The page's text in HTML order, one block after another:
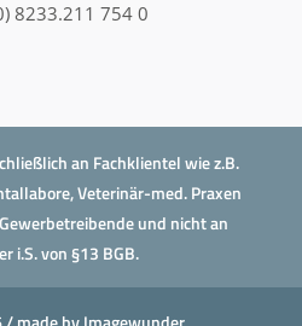
8233.211 754 0
an Fachklientel wie z.B.
Veterinär-med. Praxen
und nicht an
i.S. von §13 BGB.